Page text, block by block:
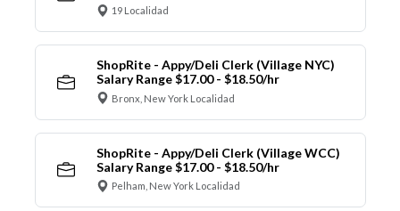
19 Localidad
ShopRite - Appy/Deli Clerk (Village NYC)
Salary Range $17.00 - $18.50/hr
Bronx, New York Localidad
ShopRite - Appy/Deli Clerk (Village WCC)
Salary Range $17.00 - $18.50/hr
Pelham, New York Localidad